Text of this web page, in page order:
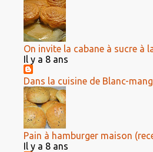
On invite la cabane à sucre à
Il y a 8 ans
Dans la cuisine de Blanc-
Pain à hamburger maison
Il y a 8 ans